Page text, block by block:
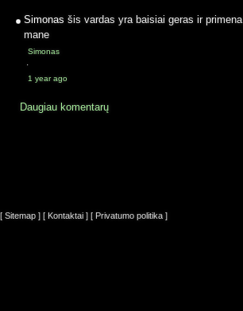
Simonas šis vardas yra baisiai geras ir primena
mane
Simonas
·
1 year ago
Daugiau komentarų
[ Sitemap ] [ Kontaktai ] [ Privatumo politika ]